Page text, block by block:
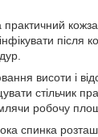
практичний
після
висоти і
стільчик
робочу
спинка